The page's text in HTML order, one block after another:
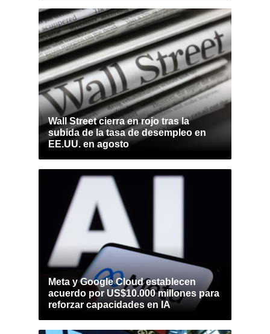
Wall Street cierra en rojo tras la
subida de la tasa de desempleo en
EE.UU. en agosto
Meta y Google Cloud establecen
acuerdo por US$10.000 millones para
reforzar capacidades en IA